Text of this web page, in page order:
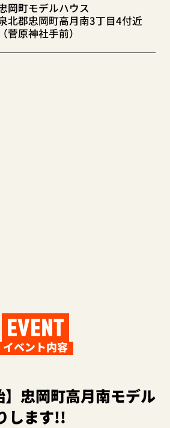
岡町モデルハウス
北郡忠岡町高月南3丁目4付近
（菅原神社手前）
EVENT
イベント内容
忠岡町高月南モデル
します!!